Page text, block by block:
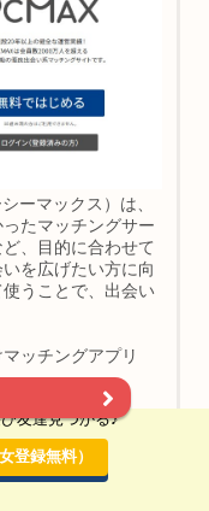
友達見つかる♪
登録無料）
ーマックス）は、
たマッチングサー
、目的に合わせて
を広げたい方に向
うことで、出会い
ッチングアプリ